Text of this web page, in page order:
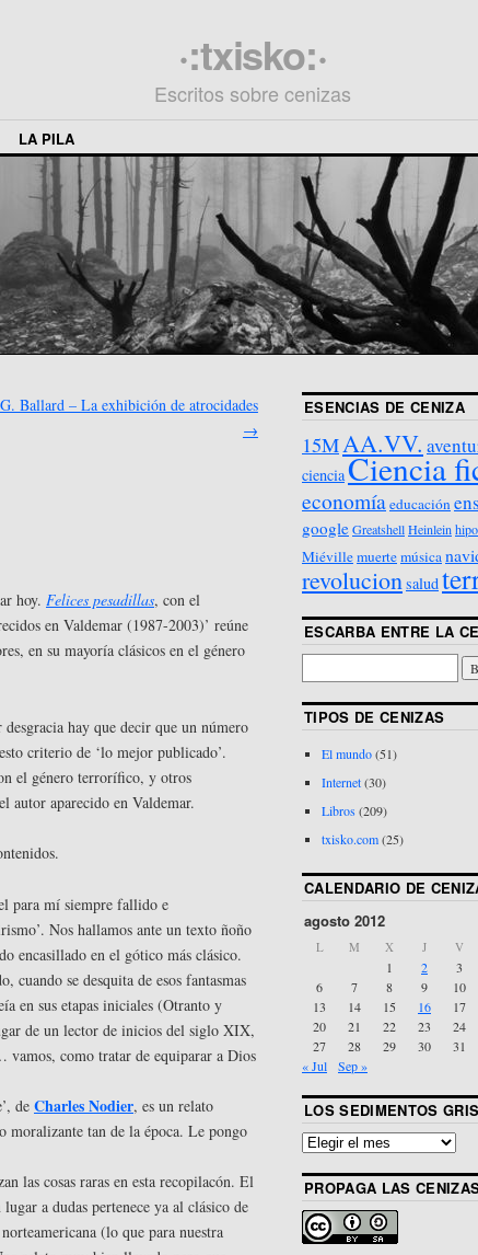
·:txisko:·
Escritos sobre cenizas
LA PILA
Ballard – La exhibición de atrocidades
→
hoy. Felices pesadillas, con el
en Valdemar (1987-2003)’ reúne
en su mayoría clásicos en el género
hay que decir que un número
criterio de ‘lo mejor publicado’.
el género terrorífico, y otros
autor aparecido en Valdemar.
para mí siempre fallido e
Nos hallamos ante un texto ñoño
encasillado en el gótico más clásico.
cuando se desquita de esos fantasmas
en sus etapas iniciales (Otranto y
de un lector de inicios del siglo XIX,
vamos, como tratar de equiparar a Dios
de Charles Nodier, es un relato
moralizante tan de la época. Le pongo
las cosas raras en esta recopilacón. El
a dudas pertenece ya al clásico de
(lo que para nuestra
ESENCIAS DE CENIZA
15MAA.VV.
cienciaCiencia
economíaeducación
googleGreatshellHeinlein
Miévillemuertemúsica
revolucion salud
ESCARBA ENTRE LA
TIPOS DE CENIZAS
El mundo(51)
Internet(30)
Libros(209)
txisko.com(25)
CALENDARIO DE
agosto 2012
L M X J V
1 2 3
6
7 8 9 10
13
14 15 16 17
20
21 22 23 24
27
28 29 30
31
« Jul
Sep »
LOS SEDIMENTOS
PROPAGA LAS